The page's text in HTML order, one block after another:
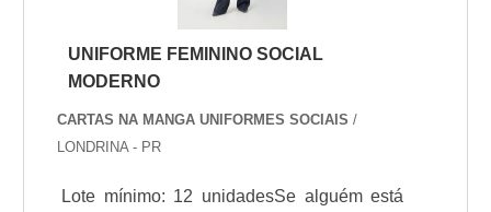
UNIFORME FEMININO SOCIAL
MODERNO
CARTAS NA MANGA UNIFORMES SOCIAIS/
LONDRINA - PR
Lote mínimo: 12 unidadesSe alguém está